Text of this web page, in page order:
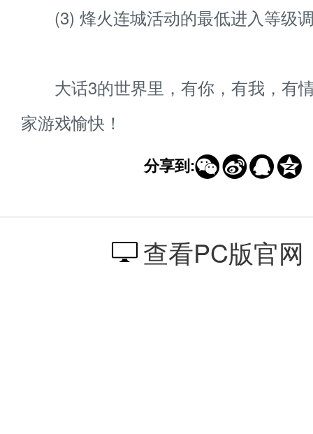
(3) 烽火连城活动的最低进入等级
大话3的世界里，有你，有我，有
家游戏愉快！
分享到:
查看PC版官网